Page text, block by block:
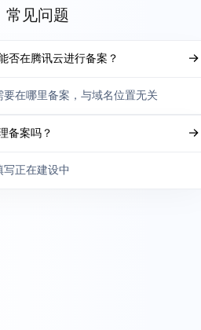
常见问题
否在腾讯云进行备案？
在哪里备案，与域名位置无关
备案吗？
正在建设中